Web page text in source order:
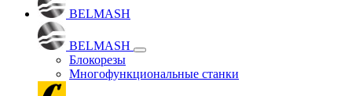
BELMASH
BELMASH
Блокорезы
Многофункциональные станки